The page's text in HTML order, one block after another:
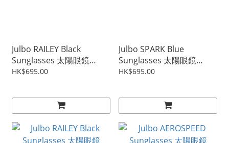
Julbo RAILEY Black
Sunglasses 太陽眼鏡
J5271127AF
HK$695.00
Julbo SPARK Blue
Sunglasses 太陽眼鏡
J5292012
HK$695.00